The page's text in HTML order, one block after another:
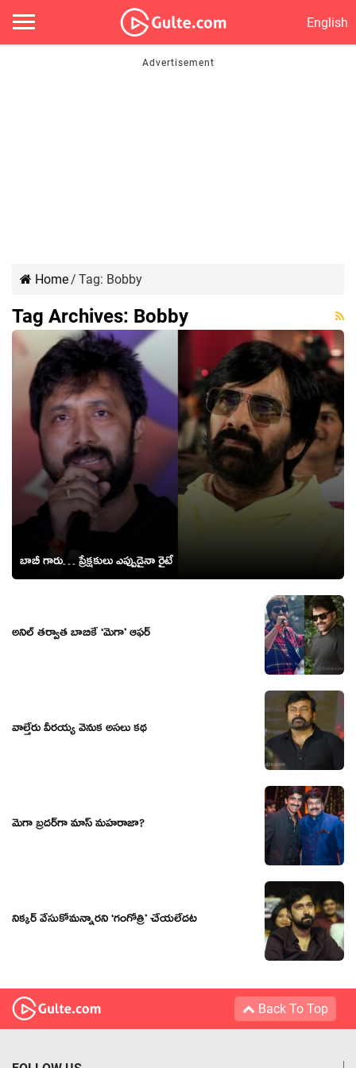
English
Home/ Tag: Bobby
Tag Archives: Bobby
బాబీ గారు… ప్రేక్షకులు ఎప్పుడైనా రైటే
అనిల్ తర్వాత బాబికే ‘మెగా’ ఆఫర్
వాల్తేరు వీరయ్య వెనుక అసలు కథ
మెగా బ్రదర్‌‌గా మాస్ మహరాజా?
నిక్కర్ వేసుకోమన్నారని ‘గంగోత్రి’ చేయలేదట
Back To Top